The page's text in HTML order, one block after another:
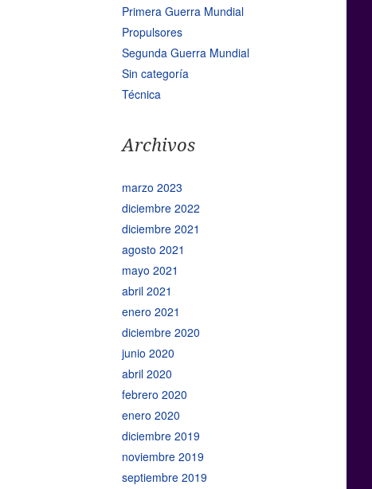
Primera Guerra Mundial
Propulsores
Segunda Guerra Mundial
Sin categoría
Técnica
Archivos
marzo 2023
diciembre 2022
diciembre 2021
agosto 2021
mayo 2021
abril 2021
enero 2021
diciembre 2020
junio 2020
abril 2020
febrero 2020
enero 2020
diciembre 2019
noviembre 2019
septiembre 2019